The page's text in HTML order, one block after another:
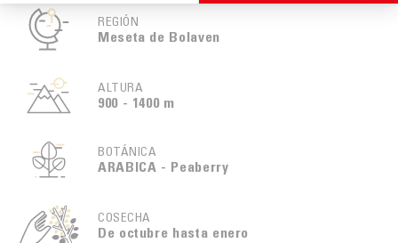
REGIÓN
Meseta de Bolaven
ALTURA
900 - 1400 m
BOTÁNICA
ARABICA - Peaberry
COSECHA
De octubre hasta enero